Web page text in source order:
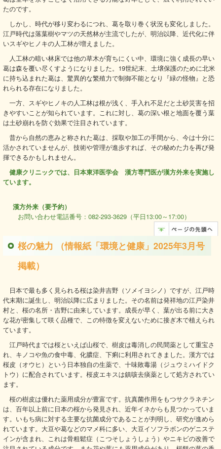
たのです。
しかし、時代が移り変わるにつれ、葛を取り巻く状況も変化しました。
江戸時代は落葉樹やマツの天然林が主流でしたが、明治以降、近代化に伴
いスギやヒノキの人工林が増えました。
人工林の暗い林床では他の草木が育ちにくい中、環境に強く成長の早い
葛は森を覆い尽くすようになりました。19世紀末、土壌保護のために北米
に持ち込まれた葛は、驚異的な繁殖力で制御不能となり『緑の怪物』と恐
れられる存在になりました。
一方、スギやヒノキの人工林は根が浅く、手入れ不足だと土砂災害を招
きやすいことが知られています。これに対し、葛の深い根と地面を覆う葉
は土砂崩れを防ぐ効果で注目されています。
昔から自然の恵みと称された葛は、採取や加工の手間から、今は十分に
活かされていませんが、技術や管理が進歩すれば、その秘めた力を再び発
揮できるかもしれません。
健康クリニックでは、日本東洋医学会 漢方専門医が漢方外来を実施し
ています。
漢方外来（要予約）
お問い合わせ電話番号：082-293-3629（平日13:00～17:00）
桜の魅力 （情報紙「環境と健康」2025年3月号
掲載）
日本で最も多く見られる桜は染井吉野（ソメイヨシノ）ですが、江戸時
代末期に誕生し、明治以降に広まりました。その名前は発祥地の江戸染井
村と、桜の名所・吉野に由来しています。成長が早く、葉が出る前に大き
な花が密集して咲く品種で、この特徴を変えないために接ぎ木で植えられ
ています。
江戸時代までは桜といえば山桜で、樹皮は毒消しの民間薬として重宝さ
れ、キノコや魚の食中毒、化膿症、下痢に利用されてきました。漢方では
桜皮（オウヒ）という日本独自の生薬で、十味敗毒湯（ジュウミハイドク
トウ）に配合されています。桜皮エキスは鎮咳去痰薬として処方されてい
ます。
桜の樹皮は優れた薬用成分が豊富です。抗真菌作用をもつサクラネチン
は、百年以上前に日本の桜から発見され、近年イネからも見つかっていま
す。いもち病に対する主要な抗菌成分であることが判明し、研究が進めら
れています。大豆や葛などのマメ科に多い、大豆イソフラボンのゲニステ
インが含まれ、これは骨粗鬆症（こつそしょうしょう）やニキビの改善で